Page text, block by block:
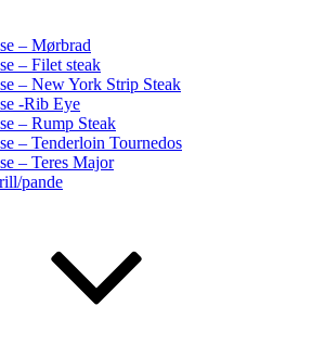
– Mørbrad
– Filet steak
– New York Strip Steak
-Rib Eye
– Rump Steak
– Tenderloin Tournedos
– Teres Major
pande